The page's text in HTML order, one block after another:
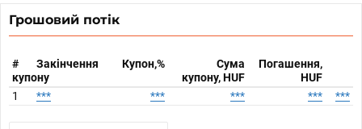
Грошовий потік
#
Закінчення
купону
Купон,%
Сума
купону, HUF
Погашення,
HUF
1
*** *** *** *** ***